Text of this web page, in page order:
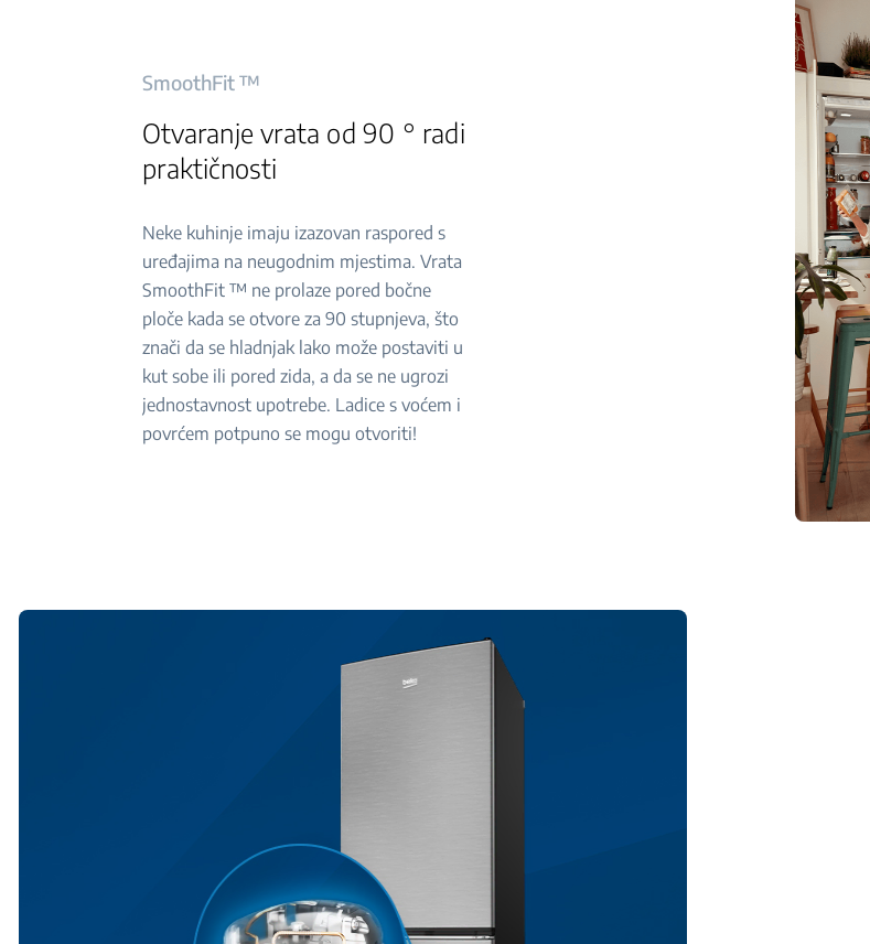
SmoothFit ™
Otvaranje vrata od 90 ° radi
praktičnosti
Neke kuhinje imaju izazovan raspored s
uređajima na neugodnim mjestima. Vrata
SmoothFit ™ ne prolaze pored bočne
ploče kada se otvore za 90 stupnjeva, što
znači da se hladnjak lako može postaviti u
kut sobe ili pored zida, a da se ne ugrozi
jednostavnost upotrebe. Ladice s voćem i
povrćem potpuno se mogu otvoriti!